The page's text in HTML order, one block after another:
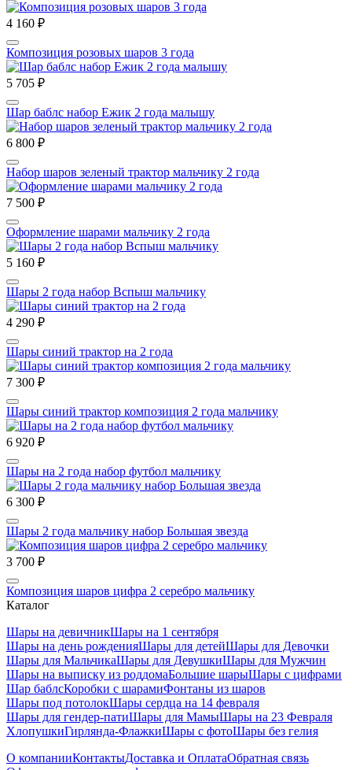
4 160 ₽
Композиция розовых шаров 3 года
5 705 ₽
Шар баблс набор Ежик 2 года малышу
6 800 ₽
Набор шаров зеленый трактор мальчику 2 года
7 500 ₽
Оформление шарами мальчику 2 года
5 160 ₽
Шары 2 года набор Вспыш мальчику
4 290 ₽
Шары синий трактор на 2 года
7 300 ₽
Шары синий трактор композиция 2 года мальчику
6 920 ₽
Шары на 2 года набор футбол мальчику
6 300 ₽
Шары 2 года мальчику набор Большая звезда
3 700 ₽
Композиция шаров цифра 2 серебро мальчику
Каталог
Шары на девичникШары на 1 сентября
Шары на день рожденияШары для детейШары для Девочки
Шары для МальчикаШары для ДевушкиШары для Мужчин
Шары на выписку из роддомаБольшие шарыШары с цифрами
Шар баблсКоробки с шарамиФонтаны из шаров
Шары под потолокШары сердца на 14 февраля
Шары для гендер-патиШары для МамыШары на 23 Февраля
ХлопушкиГирлянда-ФлажкиШары с фотоШары без гелия
О компанииКонтактыДоставка и ОплатаОбратная связь